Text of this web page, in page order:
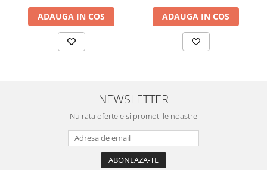
ADAUGA IN COS ADAUGA IN COS
NEWSLETTER
Nu rata ofertele si promotiile noastre